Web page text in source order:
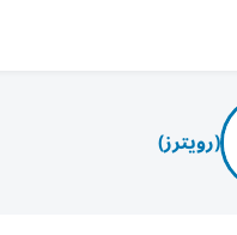
(رويترز)